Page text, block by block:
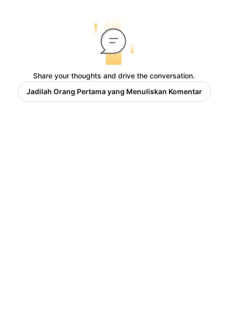
Share your thoughts and drive the conversation.
Jadilah Orang Pertama yang Menuliskan Komentar